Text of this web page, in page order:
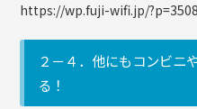
https://wp.fuji-wifi.jp/?p=3508
２－４．他にもコンビニ
る！